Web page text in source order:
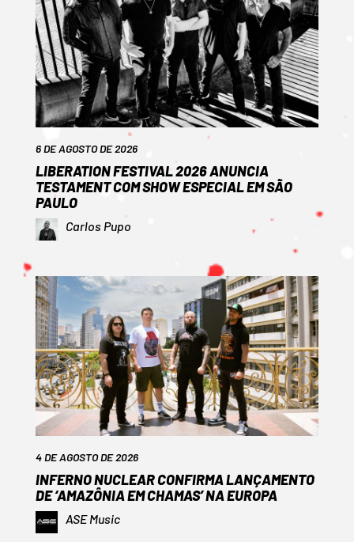
6 DE AGOSTO DE 2026
LIBERATION FESTIVAL 2026 ANUNCIA
TESTAMENT COM SHOW ESPECIAL EM SÃO
PAULO
Carlos Pupo
4 DE AGOSTO DE 2026
INFERNO NUCLEAR CONFIRMA LANÇAMENTO
DE ‘AMAZÔNIA EM CHAMAS’ NA EUROPA
ASE Music